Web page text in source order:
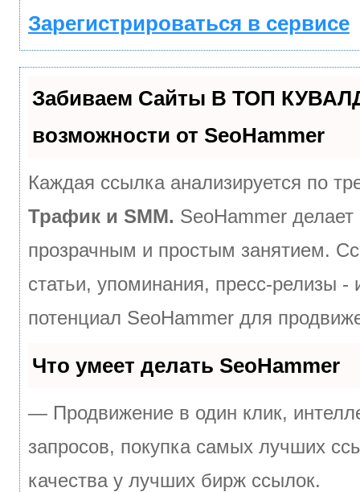
Зарегистрироваться в сервисе
Забиваем Сайты В ТОП
возможности от SeoHammer
Каждая ссылка анализируется по
Трафик и SMM. SeoHammer
прозрачным и простым занятием.
статьи, упоминания, пресс-релизы -
потенциал SeoHammer для
Что умеет делать SeoHammer
— Продвижение в один клик,
запросов, покупка самых лучших
качества у лучших бирж ссылок.